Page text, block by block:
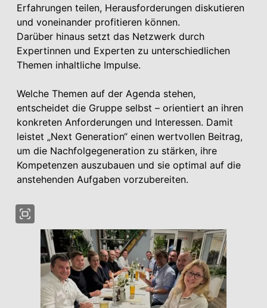
Erfahrungen teilen, Herausforderungen diskutieren
und voneinander profitieren können.
Darüber hinaus setzt das Netzwerk durch
Expertinnen und Experten zu unterschiedlichen
Themen inhaltliche Impulse.
Welche Themen auf der Agenda stehen,
entscheidet die Gruppe selbst – orientiert an ihren
konkreten Anforderungen und Interessen. Damit
leistet „Next Generation“ einen wertvollen Beitrag,
um die Nachfolgegeneration zu stärken, ihre
Kompetenzen auszubauen und sie optimal auf die
anstehenden Aufgaben vorzubereiten.